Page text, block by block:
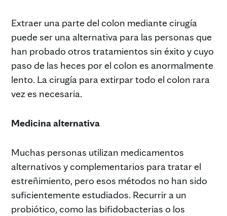
Extraer una parte del colon mediante cirugía
puede ser una alternativa para las personas que
han probado otros tratamientos sin éxito y cuyo
paso de las heces por el colon es anormalmente
lento. La cirugía para extirpar todo el colon rara
vez es necesaria.
Medicina alternativa
Muchas personas utilizan medicamentos
alternativos y complementarios para tratar el
estreñimiento, pero esos métodos no han sido
suficientemente estudiados. Recurrir a un
probiótico, como las bifidobacterias o los